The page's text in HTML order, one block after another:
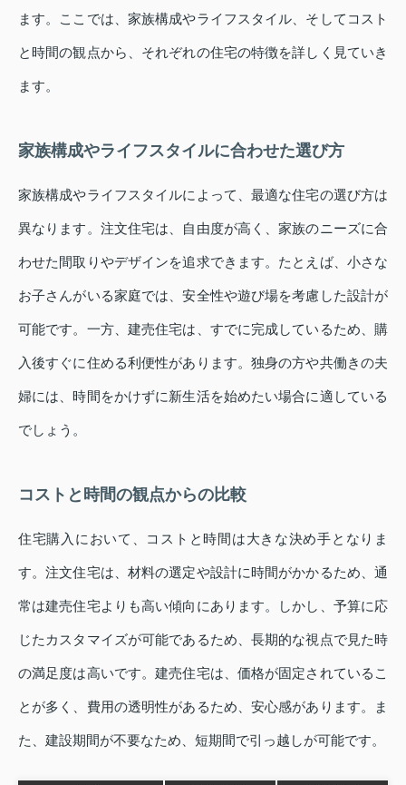
ます。ここでは、家族構成やライフスタイル、そしてコスト
と時間の観点から、それぞれの住宅の特徴を詳しく見ていき
ます。
家族構成やライフスタイルに合わせた選び方
家族構成やライフスタイルによって、最適な住宅の選び方は
異なります。注文住宅は、自由度が高く、家族のニーズに合
わせた間取りやデザインを追求できます。たとえば、小さな
お子さんがいる家庭では、安全性や遊び場を考慮した設計が
可能です。一方、建売住宅は、すでに完成しているため、購
入後すぐに住める利便性があります。独身の方や共働きの夫
婦には、時間をかけずに新生活を始めたい場合に適している
でしょう。
コストと時間の観点からの比較
住宅購入において、コストと時間は大きな決め手となりま
す。注文住宅は、材料の選定や設計に時間がかかるため、通
常は建売住宅よりも高い傾向にあります。しかし、予算に応
じたカスタマイズが可能であるため、長期的な視点で見た時
の満足度は高いです。建売住宅は、価格が固定されているこ
とが多く、費用の透明性があるため、安心感があります。ま
た、建設期間が不要なため、短期間で引っ越しが可能です。